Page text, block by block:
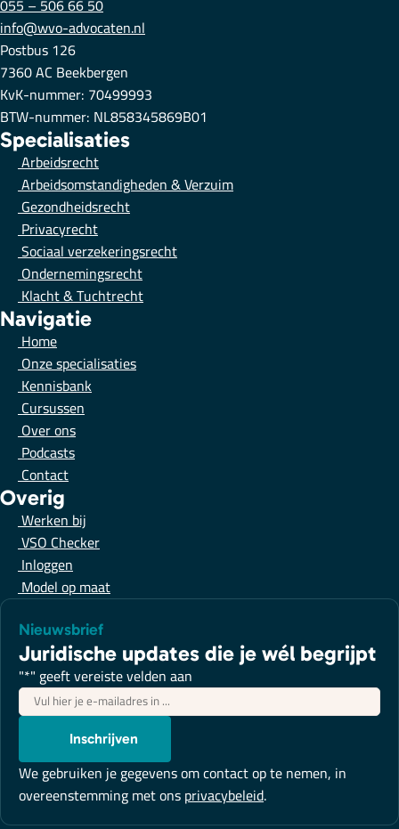
055 – 506 66 50
info@wvo-advocaten.nl
Postbus 126
7360 AC Beekbergen
KvK-nummer: 70499993
BTW-nummer: NL858345869B01
Specialisaties
Arbeidsrecht
Arbeidsomstandigheden & Verzuim
Gezondheidsrecht
Privacyrecht
Sociaal verzekeringsrecht
Ondernemingsrecht
Klacht & Tuchtrecht
Navigatie
Home
Onze specialisaties
Kennisbank
Cursussen
Over ons
Podcasts
Contact
Overig
Werken bij
VSO Checker
Inloggen
Model op maat
Nieuwsbrief
Juridische updates die je wél begrijpt
"*" geeft vereiste velden aan
E-
mailadres*
Inschrijven
We gebruiken je gegevens om contact op te nemen, in
overeenstemming met onsprivacybeleid.